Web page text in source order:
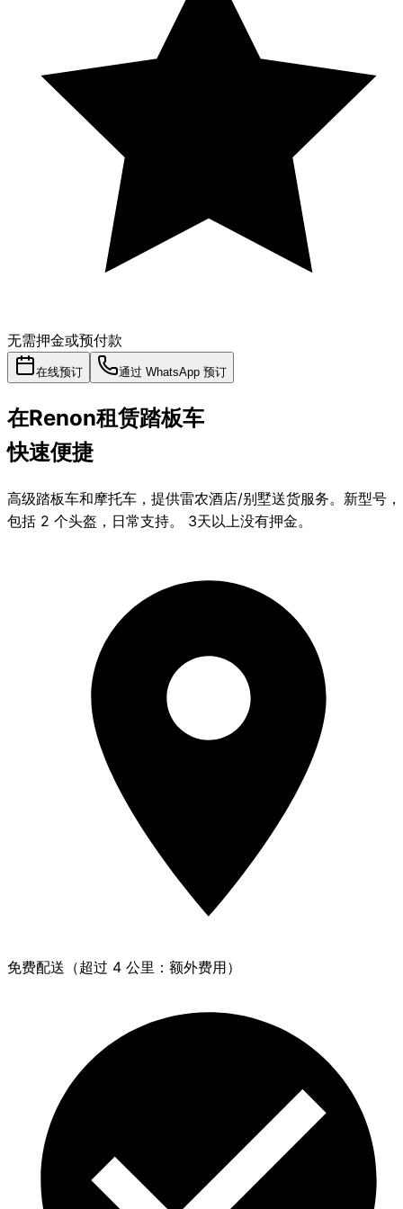
无需押金或预付款
在线预订 通过 WhatsApp 预订
在Renon租赁踏板车
快速便捷
高级踏板车和摩托车，提供雷农酒店/别墅送货服务。新型号，
包括 2 个头盔，日常支持。 3天以上没有押金。
免费配送（超过 4 公里：额外费用）